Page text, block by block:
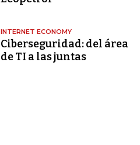
INTERNET ECONOMY
Ciberseguridad: del área
de TI a las juntas